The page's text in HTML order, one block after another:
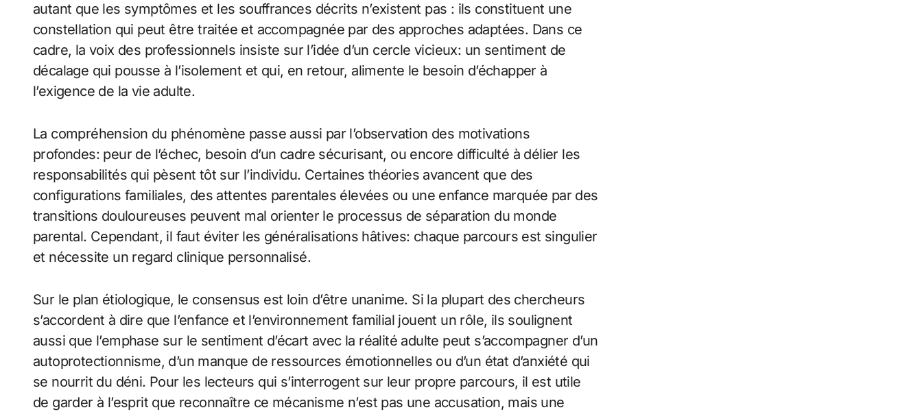
autant que les symptômes et les souffrances décrits n’existent pas : ils constituent une
constellation qui peut être traitée et accompagnée par des approches adaptées. Dans ce
cadre, la voix des professionnels insiste sur l’idée d’un cercle vicieux: un sentiment de
décalage qui pousse à l’isolement et qui, en retour, alimente le besoin d’échapper à
l’exigence de la vie adulte.
La compréhension du phénomène passe aussi par l’observation des motivations
profondes: peur de l’échec, besoin d’un cadre sécurisant, ou encore difficulté à délier les
responsabilités qui pèsent tôt sur l’individu. Certaines théories avancent que des
configurations familiales, des attentes parentales élevées ou une enfance marquée par des
transitions douloureuses peuvent mal orienter le processus de séparation du monde
parental. Cependant, il faut éviter les généralisations hâtives: chaque parcours est singulier
et nécessite un regard clinique personnalisé.
Sur le plan étiologique, le consensus est loin d’être unanime. Si la plupart des chercheurs
s’accordent à dire que l’enfance et l’environnement familial jouent un rôle, ils soulignent
aussi que l’emphase sur le sentiment d’écart avec la réalité adulte peut s’accompagner d’un
autoprotectionnisme, d’un manque de ressources émotionnelles ou d’un état d’anxiété qui
se nourrit du déni. Pour les lecteurs qui s’interrogent sur leur propre parcours, il est utile
de garder à l’esprit que reconnaître ce mécanisme n’est pas une accusation, mais une